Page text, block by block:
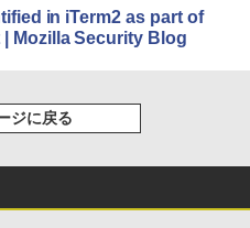
ディング入門シリーズ
て身につくHTML & CSSとWe
7インチディスプレイ、明
整、色調調節ライト、12週間
in iTerm2 as part of
Mozilla Security Blog
ジに戻る